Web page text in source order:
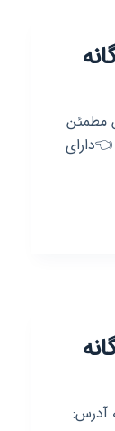
مطمئن
آدرس: